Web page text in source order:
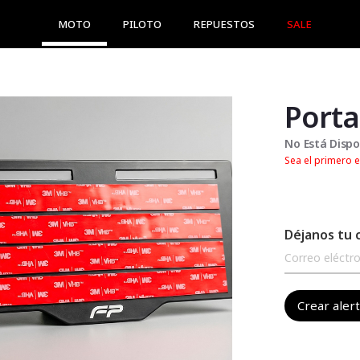
MOTO PILOTO REPUESTOS SALE
No Está
Sea el primero
Déjanos tu